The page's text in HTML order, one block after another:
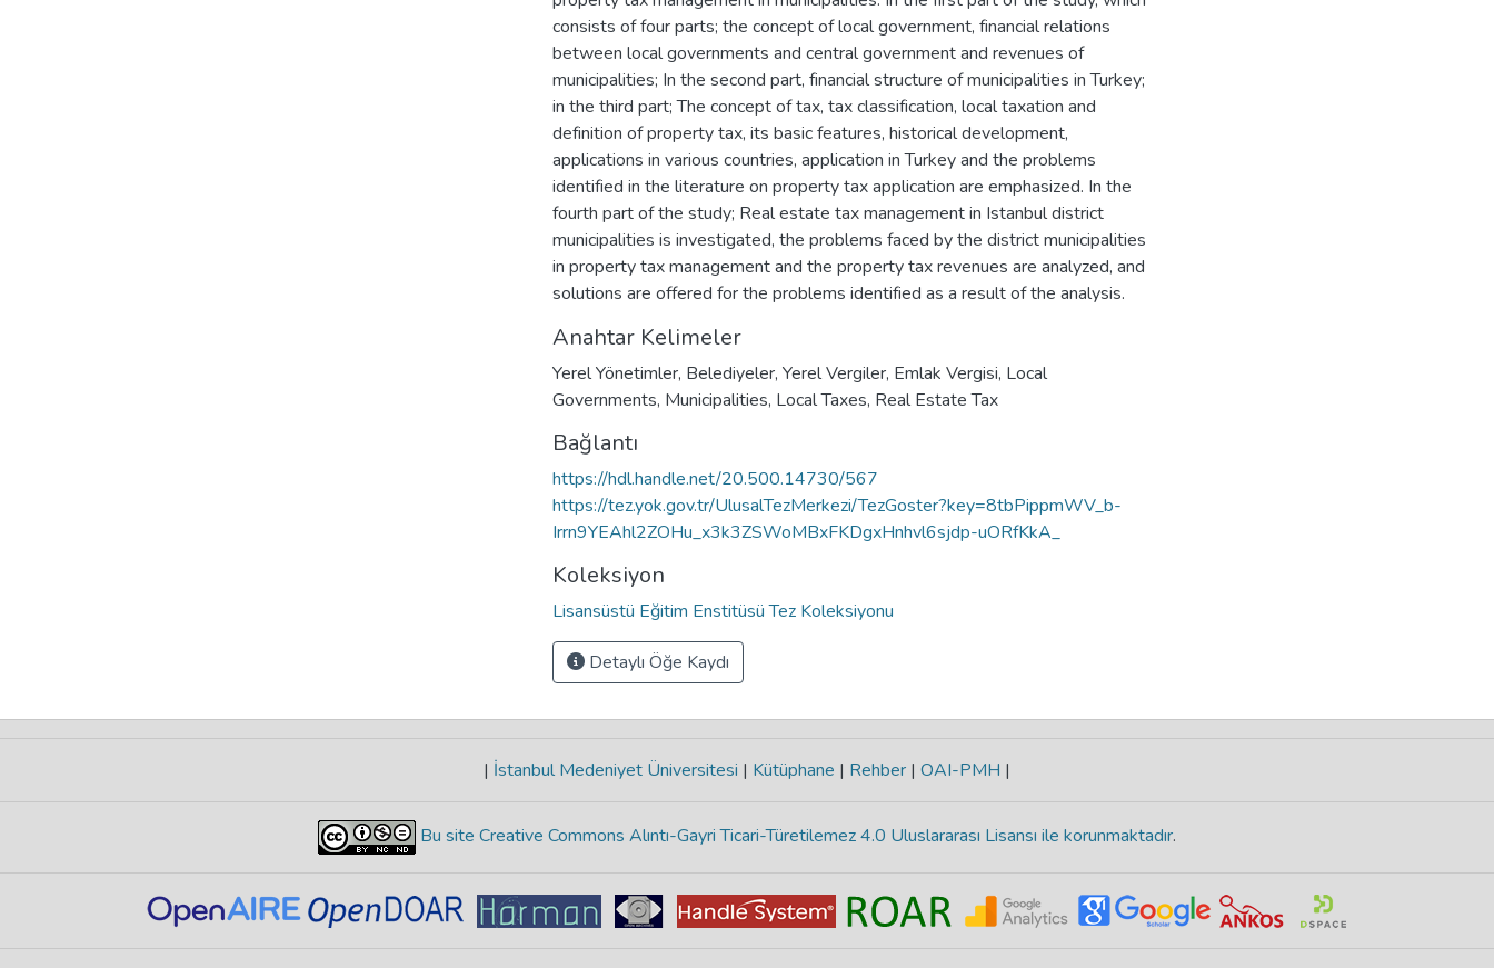
consists of four parts; the concept of local government, financial relations
between local governments and central government and revenues of
municipalities; In the second part, financial structure of municipalities in Turkey;
in the third part; The concept of tax, tax classification, local taxation and
definition of property tax, its basic features, historical development,
applications in various countries, application in Turkey and the problems
identified in the literature on property tax application are emphasized. In the
fourth part of the study; Real estate tax management in Istanbul district
municipalities is investigated, the problems faced by the district municipalities
in property tax management and the property tax revenues are analyzed, and
solutions are offered for the problems identified as a result of the analysis.
Anahtar Kelimeler
Yerel Yönetimler, Belediyeler, Yerel Vergiler, Emlak Vergisi, Local
Governments, Municipalities, Local Taxes, Real Estate Tax
Bağlantı
https://hdl.handle.net/20.500.14730/567
https://tez.yok.gov.tr/UlusalTezMerkezi/TezGoster?key=8tbPippmWV_b-
Irrn9YEAhl2ZOHu_x3k3ZSWoMBxFKDgxHnhvl6sjdp-uORfKkA_
Koleksiyon
Lisansüstü Eğitim Enstitüsü Tez Koleksiyonu
Detaylı Öğe Kaydı
| İstanbul Medeniyet Üniversitesi | Kütüphane | Rehber | OAI-PMH |
Bu site Creative Commons Alıntı-Gayri Ticari-Türetilemez 4.0 Uluslararası Lisansı ile korunmaktadır.